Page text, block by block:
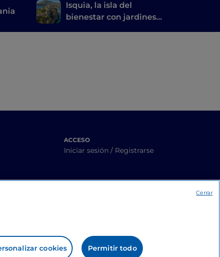
Isquia, la isla del
bienestar con jardines
ACCESO
Iniciar sesión / Registrarse
cookies Permitir todo
Cerrar